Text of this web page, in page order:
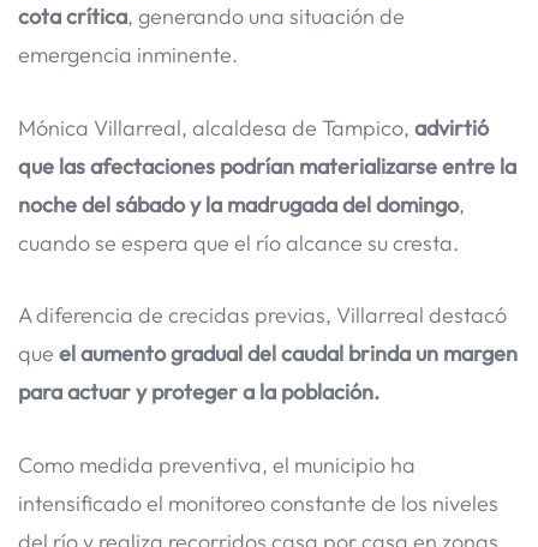
cota crítica, generando una situación de
emergencia inminente.
Mónica Villarreal, alcaldesa de Tampico, advirtió
que las afectaciones podrían materializarse entre la
noche del sábado y la madrugada del domingo,
cuando se espera que el río alcance su cresta.
A diferencia de crecidas previas, Villarreal destacó
que el aumento gradual del caudal brinda un margen
para actuar y proteger a la población.
Como medida preventiva, el municipio ha
intensificado el monitoreo constante de los niveles